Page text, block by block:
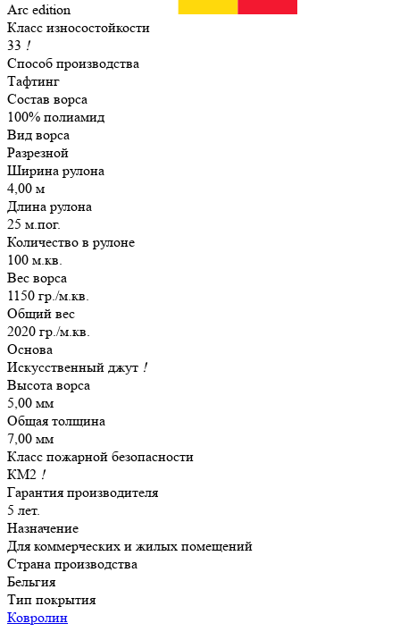
Arc edition
Класс износостойкости
33 !
Способ производства
Тафтинг
Состав ворса
100% полиамид
Вид ворса
Разрезной
Ширина рулона
4,00 м
Длина рулона
25 м.пог.
Количество в рулоне
100 м.кв.
Вес ворса
1150 гр./м.кв.
Общий вес
2020 гр./м.кв.
Основа
Искусственный джут !
Высота ворса
5,00 мм
Общая толщина
7,00 мм
Класс пожарной безопасности
КМ2 !
Гарантия производителя
5 лет.
Назначение
Для коммерческих и жилых помещений
Страна производства
Бельгия
Тип покрытия
Ковролин